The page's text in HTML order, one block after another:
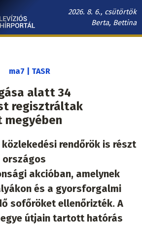
2026. 8. 6., csütörtök
Berta, Bettina
ma7 | TASR
alatt 34
regisztráltak
megyében
rendőrök is részt
akcióban, amelynek
és a gyorsforgalmi
sofőröket ellenőrizték. A
útjain tartott hatórás